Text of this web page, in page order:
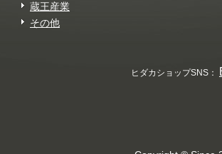
蔵王産業
その他
ヒダカショップSNS：